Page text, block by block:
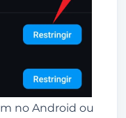
no Android ou